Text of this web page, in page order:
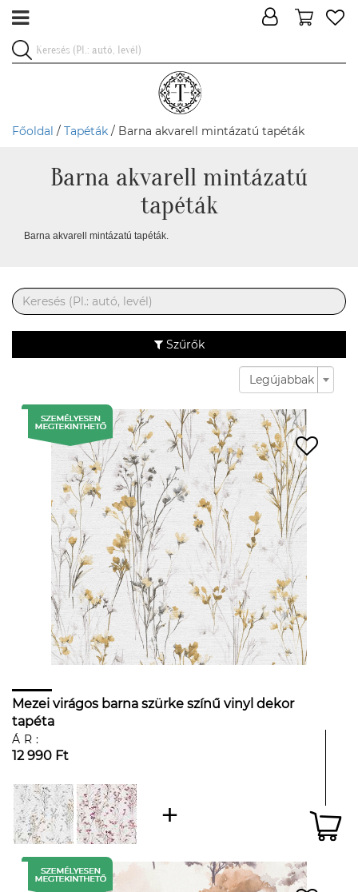
Főoldal / Tapéták / Barna akvarell mintázatú tapéták
Barna akvarell mintázatú
tapéták
Barna akvarell mintázatú tapéták.
Szűrők
Legújabbak
Mezei virágos barna szürke színű vinyl dekor
tapéta
ÁR:
12 990 Ft